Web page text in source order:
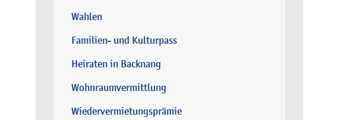
Wahlen
Familien- und Kulturpass
Heiraten in Backnang
Wohnraumvermittlung
Wiedervermietungsprämie